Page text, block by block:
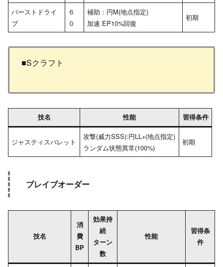
バーストドライ
ブ
６
０
補助：円M(地点指定)
加速 EP10%回復
初期
■Sクラフト
技名 性能 習得条件
ジャスティスバレット
攻撃(威力SSS):円LL+(地点指定)
ランダム状態異常(100%)
初期
ブレイブオーダー
技名
消
費
BP
効果持
続
ターン
数
性能
習得条
件